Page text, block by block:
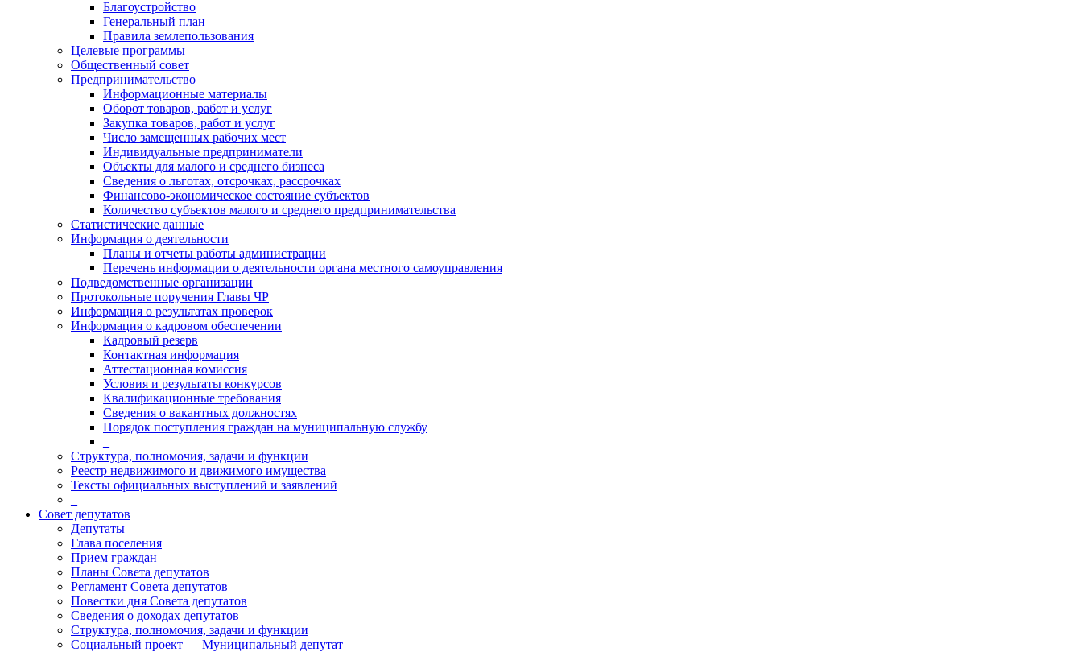
Благоустройство
Генеральный план
Правила землепользования
Целевые программы
Общественный совет
Предпринимательство
Информационные материалы
Оборот товаров, работ и услуг
Закупка товаров, работ и услуг
Число замещенных рабочих мест
Индивидуальные предприниматели
Объекты для малого и среднего бизнеса
Сведения о льготах, отсрочках, рассрочках
Финансово-экономическое состояние субъектов
Количество субъектов малого и среднего предпринимательства
Статистические данные
Информация о деятельности
Планы и отчеты работы администрации
Перечень информации о деятельности органа местного самоуправления
Подведомственные организации
Протокольные поручения Главы ЧР
Информация о результатах проверок
Информация о кадровом обеспечении
Кадровый резерв
Контактная информация
Аттестационная комиссия
Условия и результаты конкурсов
Квалификационные требования
Сведения о вакантных должностях
Порядок поступления граждан на муниципальную службу
Структура, полномочия, задачи и функции
Реестр недвижимого и движимого имущества
Тексты официальных выступлений и заявлений
Совет депутатов
Депутаты
Глава поселения
Прием граждан
Планы Совета депутатов
Регламент Совета депутатов
Повестки дня Совета депутатов
Сведения о доходах депутатов
Структура, полномочия, задачи и функции
Социальный проект — Муниципальный депутат